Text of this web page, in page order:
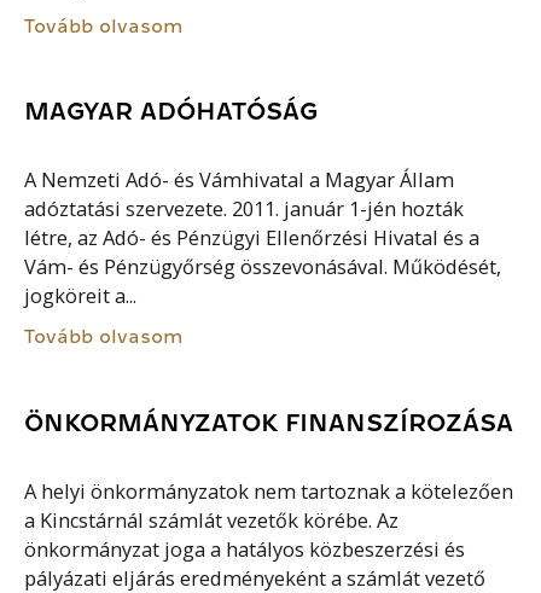
Tovább olvasom
MAGYAR ADÓHATÓSÁG
A Nemzeti Adó- és Vámhivatal a Magyar Állam
adóztatási szervezete. 2011. január 1-jén hozták
létre, az Adó- és Pénzügyi Ellenőrzési Hivatal és a
Vám- és Pénzügyőrség összevonásával. Működését,
jogköreit a...
Tovább olvasom
ÖNKORMÁNYZATOK FINANSZÍROZÁSA
A helyi önkormányzatok nem tartoznak a kötelezően
a Kincstárnál számlát vezetők körébe. Az
önkormányzat joga a hatályos közbeszerzési és
pályázati eljárás eredményeként a számlát vezető